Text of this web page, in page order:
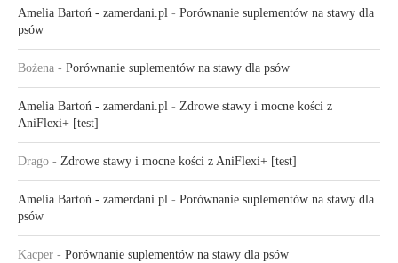
Amelia Bartoń - zamerdani.pl - Porównanie suplementów na stawy dla
psów
Bożena - Porównanie suplementów na stawy dla psów
Amelia Bartoń - zamerdani.pl - Zdrowe stawy i mocne kości z
AniFlexi+ [test]
Drago - Zdrowe stawy i mocne kości z AniFlexi+ [test]
Amelia Bartoń - zamerdani.pl - Porównanie suplementów na stawy dla
psów
Kacper - Porównanie suplementów na stawy dla psów